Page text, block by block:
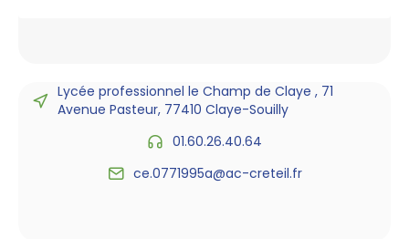
Lycée professionnel le Champ de Claye , 71
Avenue Pasteur, 77410 Claye-Souilly
01.60.26.40.64
ce.0771995a@ac-creteil.fr